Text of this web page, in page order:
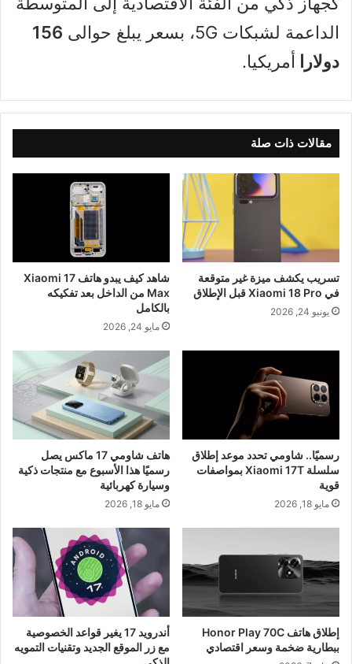
الداعمة لشبكات 5G، بسعر يبلغ حوالى
156
دولارا أمريكيا.
مقالات ذات صلة
تسريب يكشف ميزة غير متوقعة
في Xiaomi 18 Pro قبل الإطلاق
يونيو 24, 2026
شاهد كيف يبدو هاتف Xiaomi 17
Max من الداخل بعد تفكيكه
بالكامل
مايو 24, 2026
رسميًا.. شاومي تحدد موعد إطلاق
سلسلة Xiaomi 17T بمواصفات
قوية
مايو 18, 2026
هاتف شاومي 17 ماكس يصل
رسميًا هذا الأسبوع مع منتجات ذكية
وسيارة كهربائية
مايو 18, 2026
إطلاق هاتف Honor Play 70C
ببطارية ضخمة وسعر اقتصادي
أندرويد 17 يغير قواعد الخصوصية
مع زر الموقع الجديد وتقنيات التمويه